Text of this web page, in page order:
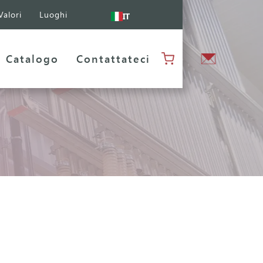
Luoghi IT
Catalogo Contattateci